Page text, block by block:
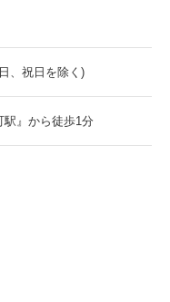
、祝日を除く)
駅』から徒歩1分